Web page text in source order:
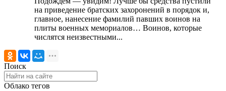
на приведение братских захоронений в порядок и,
главное, нанесение фамилий павших воинов на
плиты военных мемориалов… Воинов, которые
числятся неизвестными...
Поиск
Облако тегов